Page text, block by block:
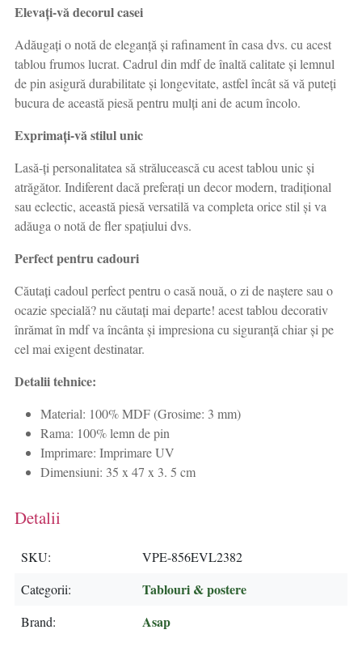
Elevați-vă decorul casei
Adăugați o notă de eleganță și rafinament în casa dvs. cu acest
tablou frumos lucrat. Cadrul din mdf de înaltă calitate și lemnul
de pin asigură durabilitate și longevitate, astfel încât să vă puteți
bucura de această piesă pentru mulți ani de acum încolo.
Exprimați-vă stilul unic
Lasă-ți personalitatea să strălucească cu acest tablou unic și
atrăgător. Indiferent dacă preferați un decor modern, tradițional
sau eclectic, această piesă versatilă va completa orice stil și va
adăuga o notă de fler spațiului dvs.
Perfect pentru cadouri
Căutați cadoul perfect pentru o casă nouă, o zi de naștere sau o
ocazie specială? nu căutați mai departe! acest tablou decorativ
înrămat în mdf va încânta și impresiona cu siguranță chiar și pe
cel mai exigent destinatar.
Detalii tehnice:
Material: 100% MDF (Grosime: 3 mm)
Rama: 100% lemn de pin
Imprimare: Imprimare UV
Dimensiuni: 35 x 47 x 3. 5 cm
Detalii
SKU
VPE-856EVL2382
Categorii
Tablouri & postere
Brand Asap